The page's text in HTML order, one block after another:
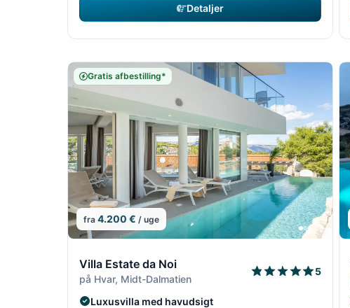
Detaljer
Gratis afbestilling*
fra 4.200 € / uge
Villa Estate da Noi
på Hvar, Midt-Dalmatien
5
Luxusvilla med havudsigt